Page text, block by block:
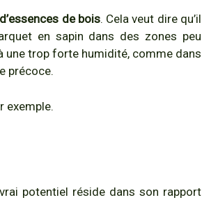
de bois. Cela veut dire qu’il
en sapin dans des zones peu
une trop forte humidité, comme dans
précoce.
exemple.
potentiel réside dans son rapport